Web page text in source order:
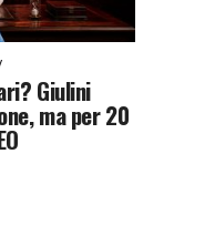
Giulini
ma per 20